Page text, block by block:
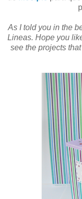
As I told you in the
Lineas. Hope you
see the projects